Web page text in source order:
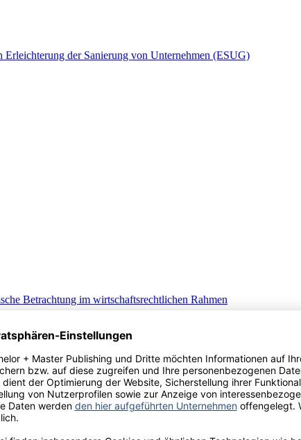
Erleichterung der Sanierung von Unternehmen (ESUG)
Betrachtung im wirtschaftsrechtlichen Rahmen
des IAS 17 auf ausgewählte Leasingverhältnisse